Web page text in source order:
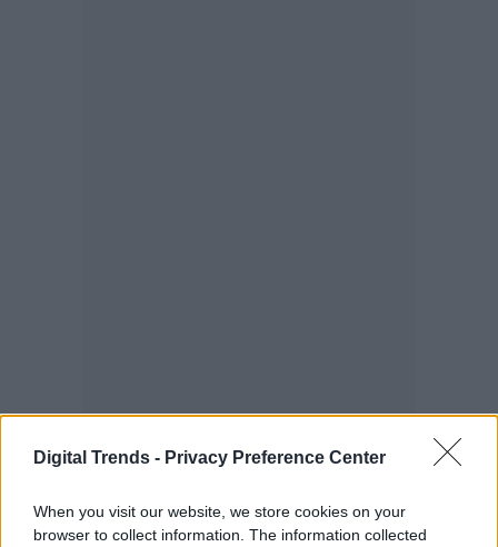
Digital Trends - Privacy Preference Center
When you visit our website, we store cookies on your
browser to collect information. The information collected